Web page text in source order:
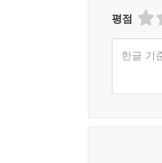
스퀴지 사용
압력 조절 방법
반복 인쇄 과
인쇄 결과 확인
평점
한글 기